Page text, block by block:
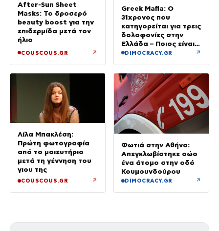
After-Sun Sheet
Masks: Το δροσερό
beauty boost για την
επιδερμίδα μετά τον
ήλιο
COUSCOUS.GR ↗
Greek Mafia: Ο
31χρονος που
κατηγορείται για τρεις
δολοφονίες στην
Ελλάδα – Ποιος είναι
το «πιστόλι» του Έντικ
DIMOCRACY.GR ↗
Λίλα Μπακλέση:
Πρώτη φωτογραφία
από το μαιευτήριο
μετά τη γέννηση του
γιου της
COUSCOUS.GR ↗
Φωτιά στην Αθήνα:
Απεγκλωβίστηκε σώο
ένα άτομο στην οδό
Κουμουνδούρου
DIMOCRACY.GR ↗